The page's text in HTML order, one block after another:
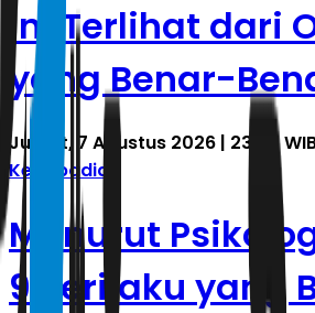
Ini Terlihat dari
yang Benar-
Jumat, 7 Agustus 2026 | 23.34
Kepribadian
Menurut
9 Perilaku yang